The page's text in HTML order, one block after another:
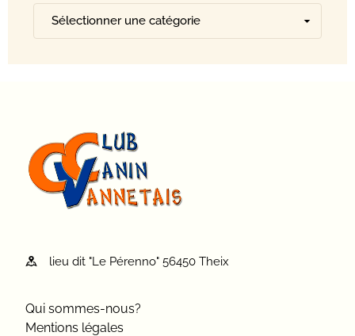
lieu dit "Le Pérenno" 56450 Theix
Qui sommes-nous?
Mentions légales